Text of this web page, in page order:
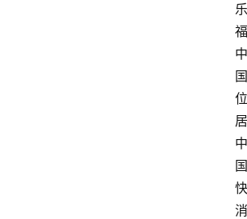
乐
福
中
国
位
居
中
国
快
消